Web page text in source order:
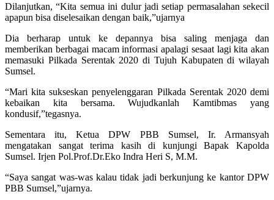
Dilanjutkan, “Kita semua ini dulur jadi setiap permasalahan sekecil
apapun bisa diselesaikan dengan baik,”ujarnya
Dia berharap untuk ke depannya bisa saling menjaga dan
memberikan berbagai macam informasi apalagi sesaat lagi kita akan
memasuki Pilkada Serentak 2020 di Tujuh Kabupaten di wilayah
Sumsel.
“Mari kita sukseskan penyelenggaran Pilkada Serentak 2020 demi
kebaikan kita bersama. Wujudkanlah Kamtibmas yang
kondusif,”tegasnya.
Sementara itu, Ketua DPW PBB Sumsel, Ir. Armansyah
mengatakan sangat terima kasih di kunjungi Bapak Kapolda
Sumsel. Irjen Pol.Prof.Dr.Eko Indra Heri S, M.M.
“Saya sangat was-was kalau tidak jadi berkunjung ke kantor DPW
PBB Sumsel,”ujarnya.